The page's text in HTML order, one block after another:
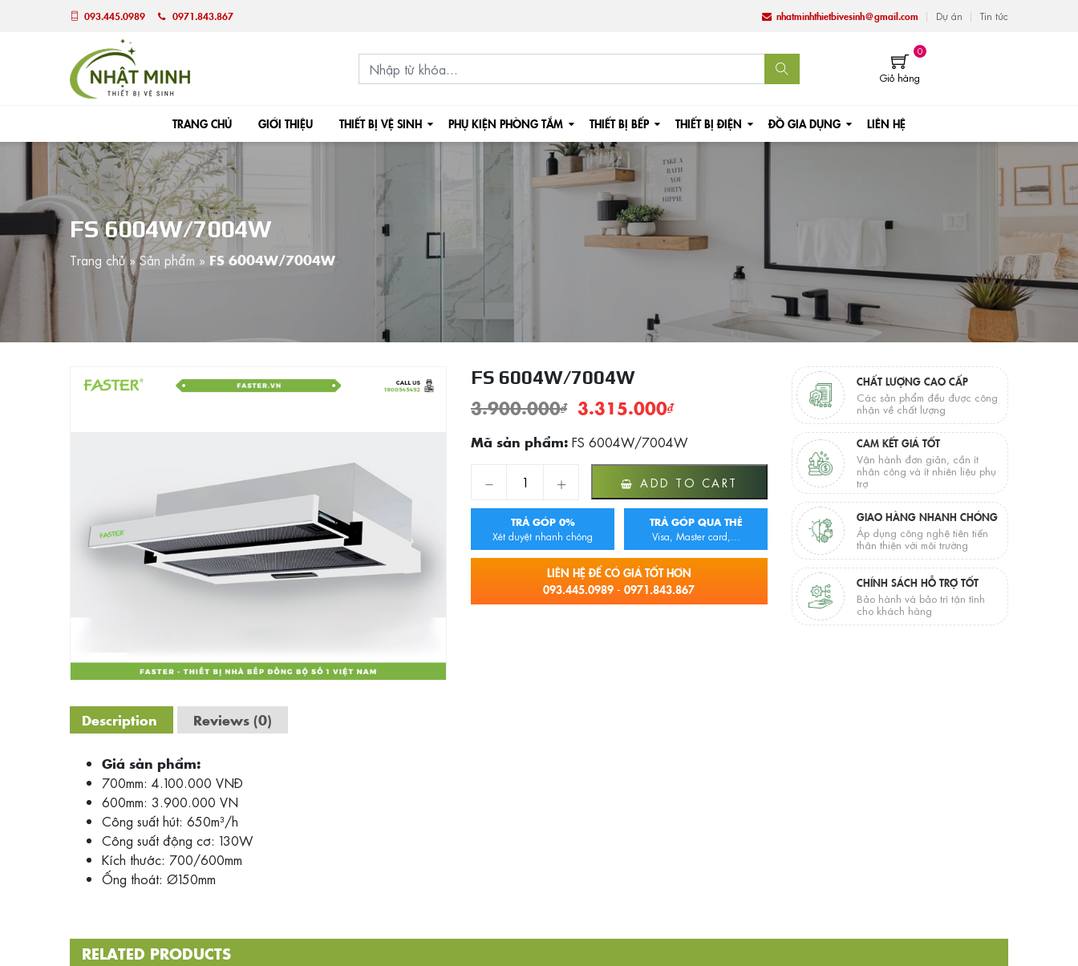
093.445.0989 0971.843.867 nhatminhthietbivesinh@gmail.com Dự án Tin tức
0
Giỏ hàng
TRANG CHỦ GIỚI THIỆU THIẾT BỊ VỆ SINH PHỤ KIỆN PHÒNG TẮM THIẾT BỊ BẾP THIẾT BỊ ĐIỆN ĐỒ GIA DỤNG LIÊN HỆ
FS 6004W/7004W
Trang chủ»Sản phẩm »FS 6004W/7004W
FS 6004W/7004W
3.900.000₫ 3.315.000₫
Mã sản phẩm: FS 6004W/7004W
FS 6004W/7004W quantity
ADD TO CART
TRẢ GÓP 0%
Xét duyệt nhanh chóng
TRẢ GÓP QUA THẺ
Visa, Master card,...
LIÊN HỆ ĐỂ CÓ GIÁ TỐT HƠN
093.445.0989 - 0971.843.867
CHẤT LƯỢNG CAO CẤP
Các sản phẩm đều được công
nhận về chất lượng
CAM KẾT GIÁ TỐT
Vận hành đơn giản, cần ít
nhân công và ít nhiên liệu phụ
trợ
GIAO HÀNG NHANH CHÓNG
Áp dụng công nghệ tiên tiến
thân thiện với môi trường
CHÍNH SÁCH HỖ TRỢ TỐT
Bảo hành và bảo trì tận tình
cho khách hàng
Description Reviews (0)
Giá sản phẩm:
700mm: 4.100.000 VNĐ
600mm: 3.900.000 VN
Công suất hút: 650m³/h
Công suất động cơ: 130W
Kích thước: 700/600mm
Ống thoát: Ø150mm
RELATED PRODUCTS